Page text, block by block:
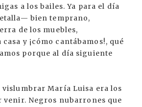
a los bailes. Ya para el día
bien temprano,
de los muebles,
y ¡cómo cantábamos!, qué
porque al día siguiente
vislumbrar María Luisa era los
venir. Negros nubarrones que